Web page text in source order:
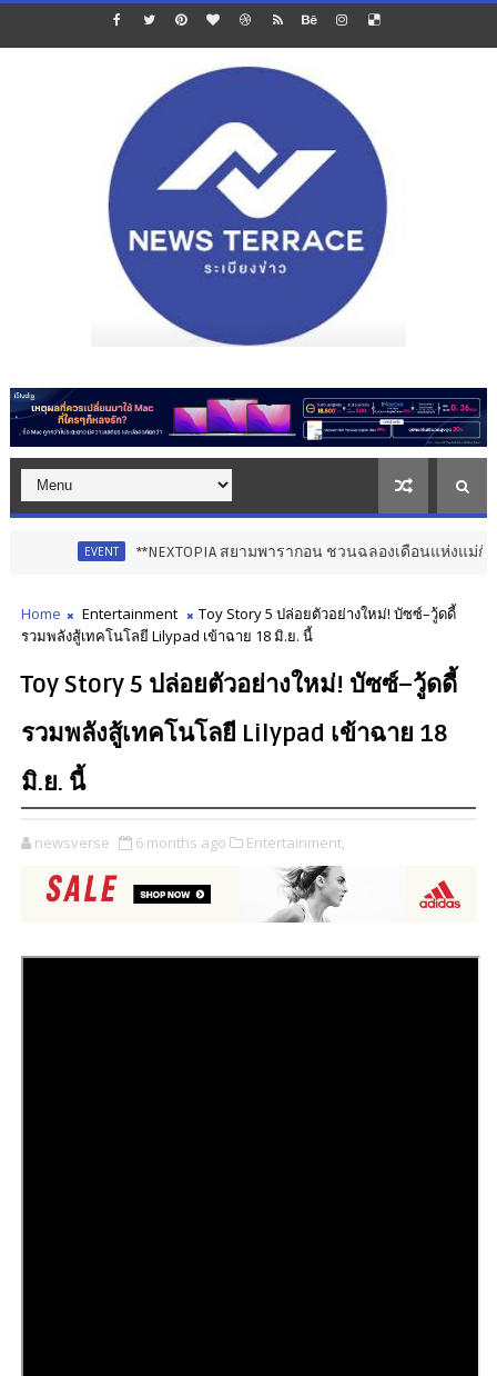
**NEXTOPIA สยามพารากอน ชวนฉลองเดือนแห่งแม่กับ “Love
Home Entertainment
Toy Story 5 ปล่อยตัวอย่างใหม่! บัซซ์–วู้ดดี้
รวมพลังสู้เทคโนโลยี Lilypad เข้าฉาย 18 มิ.ย. นี้
Toy Story 5 ปล่อยตัวอย่างใหม่! บัซซ์–วู้ดดี้
รวมพลังสู้เทคโนโลยี Lilypad เข้าฉาย 18
มิ.ย. นี้
newsverse 6 months ago Entertainment,